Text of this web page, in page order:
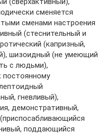
сменяется
сменами настроения
(стеснительный и
(капризный,
шизоидный (не умеющий
с людьми),
постоянному
гневливый),
демонстративный,
поддающийся